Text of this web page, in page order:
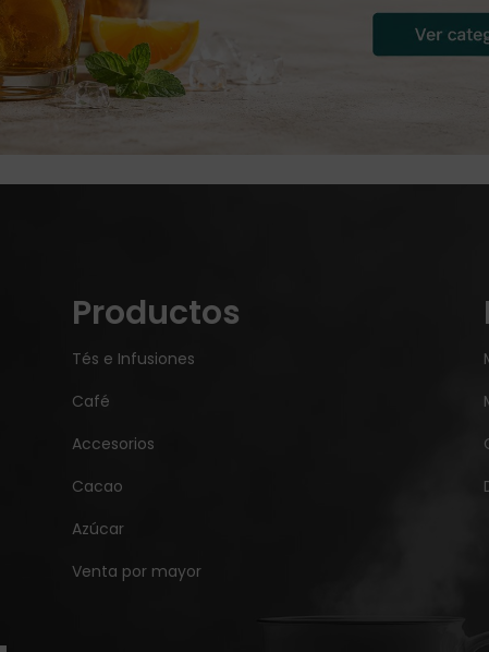
Productos
Tés e Infusiones
Café
Accesorios
Cacao
Azúcar
Venta por mayor